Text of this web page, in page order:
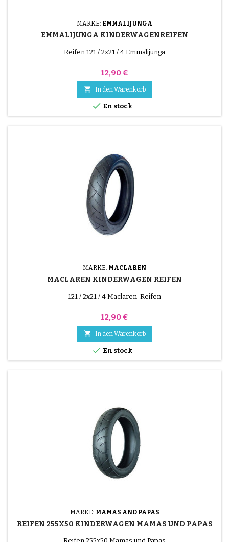
MARKE: EMMALIJUNGA
EMMALIJUNGA KINDERWAGENREIFEN
Reifen 121 / 2x21 / 4 Emmalijunga
Preis
12,90 €
 In den Warenkorb
 En stock
MARKE: MACLAREN
MACLAREN KINDERWAGEN REIFEN
121 / 2x21 / 4 Maclaren-Reifen
Preis
12,90 €
 In den Warenkorb
 En stock
MARKE: MAMAS AND PAPAS
REIFEN 255X50 KINDERWAGEN MAMAS UND PAPAS